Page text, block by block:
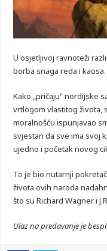
U osjetljivoj ravnoteži
borba snaga reda i kaosa.
Kako „pričaju“ nordijske
vrtlogom vlastitog života,
moralnošću ispunjavao
svjestan da sve ima svoj
ujedno i početak novog
To je bio nutarnji
života ovih naroda
što su Richard Wagner i
Ulaz na predavanje je